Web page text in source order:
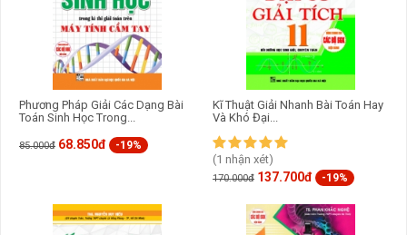
Phương Pháp Giải Các Dạng Bài
Toán Sinh Học Trong...
85.000đ 68.850đ -19%
Kĩ Thuật Giải Nhanh Bài Toán Hay
Và Khó Đại...
(1 nhận xét)
170.000đ 137.700đ -19%